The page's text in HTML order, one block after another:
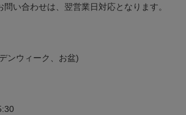
い合わせは、翌営業日対応となります。
ンウィーク、お盆)